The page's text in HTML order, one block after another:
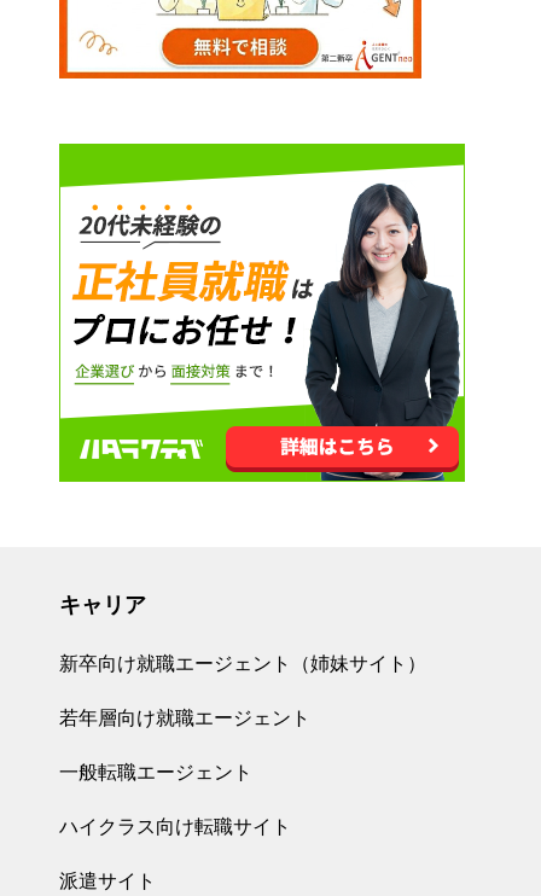
キャリア
新卒向け就職エージェント（姉妹サイト）
若年層向け就職エージェント
一般転職エージェント
ハイクラス向け転職サイト
派遣サイト